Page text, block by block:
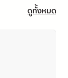
ดูทั้งหมด